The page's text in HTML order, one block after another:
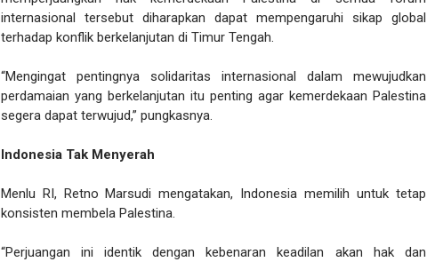
internasional tersebut diharapkan dapat mempengaruhi sikap global
terhadap konflik berkelanjutan di Timur Tengah.
“Mengingat pentingnya solidaritas internasional dalam mewujudkan
perdamaian yang berkelanjutan itu penting agar kemerdekaan Palestina
segera dapat terwujud,” pungkasnya.
Indonesia Tak Menyerah
Menlu RI, Retno Marsudi mengatakan, Indonesia memilih untuk tetap
konsisten membela Palestina.
“Perjuangan ini identik dengan kebenaran keadilan akan hak dan